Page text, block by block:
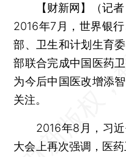
【财新网】（记者
2016年7月，世界银
部、卫生和计划生育
部联合完成中国医药
为今后中国医改增添
关注。
2016年8月，习近
大会上再次强调，医